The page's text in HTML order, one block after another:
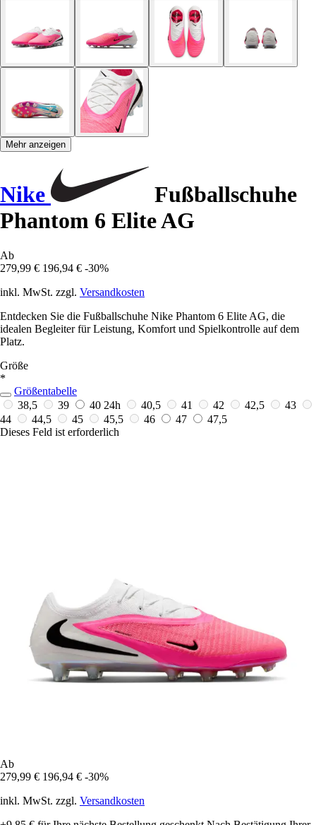
Mehr anzeigen
Nike
Fußballschuhe
Phantom 6 Elite AG
Ab
279,99 € 196,94 € -30%
inkl. MwSt. zzgl. Versandkosten
Entdecken Sie die Fußballschuhe Nike Phantom 6 Elite AG, die
idealen Begleiter für Leistung, Komfort und Spielkontrolle auf dem
Platz.
Größe
*
Größentabelle
38,5
39 40 24h 40,5 41 42 42,5
43
44
44,5 45 45,5 46 47
47,5
Dieses Feld ist erforderlich
Ab
279,99 € 196,94 € -30%
inkl. MwSt. zzgl. Versandkosten